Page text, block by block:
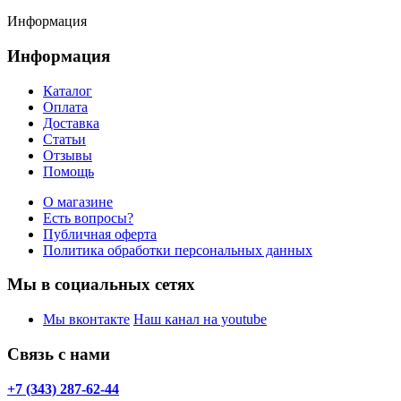
Информация
Информация
Каталог
Оплата
Доставка
Статьи
Отзывы
Помощь
О магазине
Есть вопросы?
Публичная оферта
Политика обработки персональных данных
Мы в социальных сетях
Мы вконтакте Наш канал на youtube
Связь с нами
+7 (343) 287-62-44